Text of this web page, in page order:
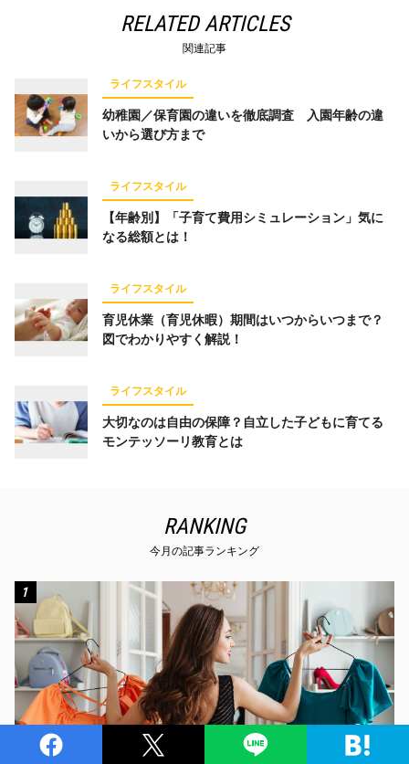
RELATED ARTICLES
関連記事
ライフスタイル
幼稚園／保育園の違いを徹底調査 入園年齢の違
いから選び方まで
ライフスタイル
【年齢別】「子育て費用シミュレーション」気に
なる総額とは！
ライフスタイル
育児休業（育児休暇）期間はいつからいつまで？
図でわかりやすく解説！
ライフスタイル
大切なのは自由の保障？自立した子どもに育てる
モンテッソーリ教育とは
RANKING
今月の記事ランキング
1